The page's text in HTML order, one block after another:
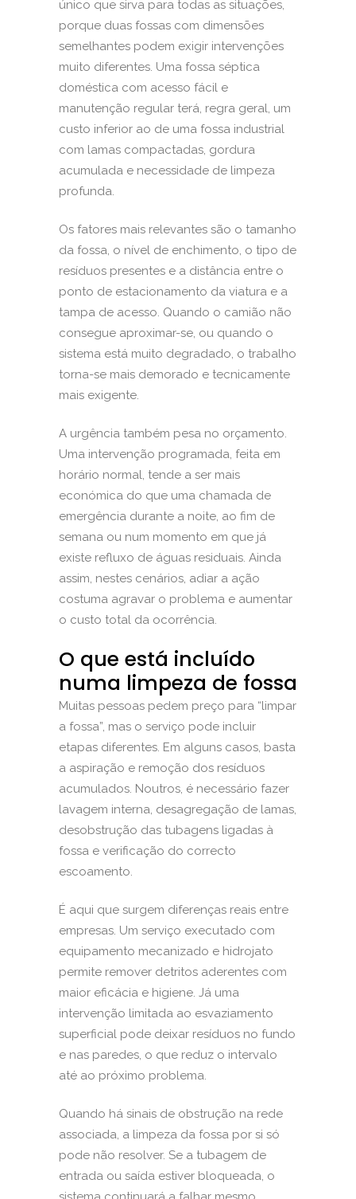
único que sirva para todas as situações,
porque duas fossas com dimensões
semelhantes podem exigir intervenções
muito diferentes. Uma fossa séptica
doméstica com acesso fácil e
manutenção regular terá, regra geral, um
custo inferior ao de uma fossa industrial
com lamas compactadas, gordura
acumulada e necessidade de limpeza
profunda.
Os fatores mais relevantes são o tamanho
da fossa, o nível de enchimento, o tipo de
resíduos presentes e a distância entre o
ponto de estacionamento da viatura e a
tampa de acesso. Quando o camião não
consegue aproximar-se, ou quando o
sistema está muito degradado, o trabalho
torna-se mais demorado e tecnicamente
mais exigente.
A urgência também pesa no orçamento.
Uma intervenção programada, feita em
horário normal, tende a ser mais
económica do que uma chamada de
emergência durante a noite, ao fim de
semana ou num momento em que já
existe refluxo de águas residuais. Ainda
assim, nestes cenários, adiar a ação
costuma agravar o problema e aumentar
o custo total da ocorrência.
O que está incluído
numa limpeza de fossa
Muitas pessoas pedem preço para “limpar
a fossa”, mas o serviço pode incluir
etapas diferentes. Em alguns casos, basta
a aspiração e remoção dos resíduos
acumulados. Noutros, é necessário fazer
lavagem interna, desagregação de lamas,
desobstrução das tubagens ligadas à
fossa e verificação do correcto
escoamento.
É aqui que surgem diferenças reais entre
empresas. Um serviço executado com
equipamento mecanizado e hidrojato
permite remover detritos aderentes com
maior eficácia e higiene. Já uma
intervenção limitada ao esvaziamento
superficial pode deixar resíduos no fundo
e nas paredes, o que reduz o intervalo
até ao próximo problema.
Quando há sinais de obstrução na rede
associada, a limpeza da fossa por si só
pode não resolver. Se a tubagem de
entrada ou saída estiver bloqueada, o